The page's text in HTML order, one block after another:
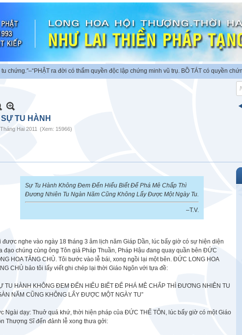
–“PHẬT ra đời có thẩm quyền độc lập chứng minh vũ trụ. BỒ TÁT có quyền chứng minh
SỰ TU HÀNH
Hai 2011 (Xem: 15966)
Sự Tu Hành Không Đem Đến Hiểu Biết Để Phá Mê Chấp Thì
Đương Nhiên Tu Ngàn Năm Cũng Không Lấy Được Một Ngày Tu.
–T.V.
được nghe vào ngày 18 tháng 3 âm lịch năm Giáp Dần, lúc bấy giờ có sự hiện diện
đạo chúng cùng ông Tôn giả Pháp Thuần, Pháp Hậu đang quay quần bên ĐỨC
HOA TĂNG CHỦ. Tôi bước vào lễ bái, xong ngồi lại một bên. ĐỨC LONG HOA
CHỦ bảo tôi lấy viết ghi chép lại thời Giáo Ngôn với tựa đề:
TU HÀNH KHÔNG ĐEM ĐẾN HIỂU BIẾT ĐỂ PHÁ MÊ CHẤP THÌ ĐƯƠNG NHIÊN TU
NĂM CŨNG KHÔNG LẤY ĐƯỢC MỘT NGÀY TU”
Ngài dạy: Thuở quá khứ, thời hiện pháp của ĐỨC THẾ TÔN, lúc bấy giờ có một Giáo
Thượng Sĩ đến đảnh lễ xong thưa gởi: